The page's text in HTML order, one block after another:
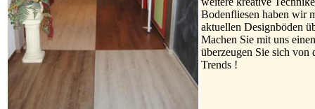
Bodenfliesen haben wir
aktuellen Designböden
Machen Sie mit uns
überzeugen Sie sich von
Trends !